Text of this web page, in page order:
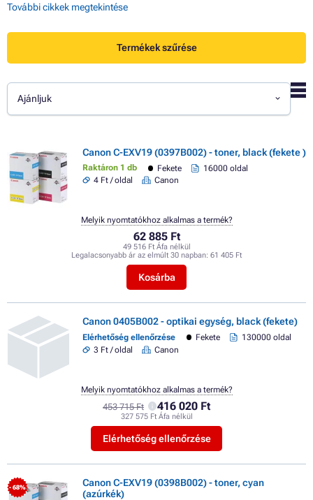
További cikkek megtekintése
Termékek szűrése
Ajánljuk
Canon C-EXV19 (0397B002) - toner, black (fekete )
Raktáron 1 db Fekete
16000 oldal
4 Ft / oldal
Canon
62 885 Ft
49 516 Ft Áfa nélkül
Legalacsonyabb ár az elmúlt 30 napban: 61 405 Ft
Kosárba
Melyik nyomtatókhoz alkalmas a termék?
Canon 0405B002 - optikai egység, black (fekete)
Elérhetőség ellenőrzése Fekete
130000 oldal
3 Ft / oldal
Canon
453 715 Ft 416 020 Ft
327 575 Ft Áfa nélkül
Elérhetőség ellenőrzése
Melyik nyomtatókhoz alkalmas a termék?
- 68%
Canon C-EXV19 (0398B002) - toner, cyan
(azúrkék)